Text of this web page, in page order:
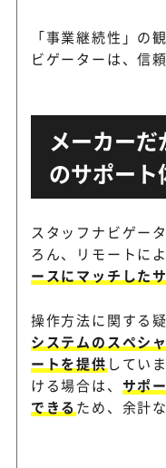
「事業継続性」の
ビゲーターは、信
メーカー
のサポート
スタッフナビゲー
ろん、リモートに
ースにマッチした
操作方法に関する
システムのスペシ
ートを提供 してい
ける場合は、 サポ
できる ため、余計